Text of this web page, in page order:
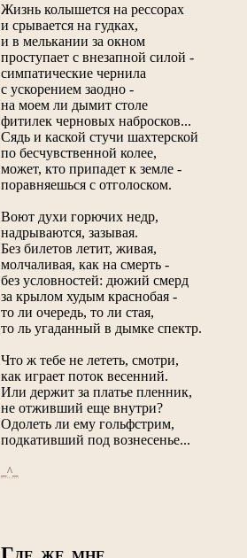
Жизнь колышется на рессорах
и срывается на гудках,
и в мелькании за окном
проступает с внезапной силой -
симпатические чернила
с ускорением заодно -
на моем ли дымит столе
фитилек черновых набросков...
Сядь и каской стучи шахтерской
по бесчувственной колее,
может, кто припадет к земле -
поравняешься с отголоском.
Воют духи горючих недр,
надрываются, зазывая.
Без билетов летит, живая,
молчаливая, как на смерть -
без условностей: дюжий смерд
за крылом худым краснобая -
то ли очередь, то ли стая,
то ль угаданный в дымке спектр.
Что ж тебе не лететь, смотри,
как играет поток весенний.
Или держит за платье пленник,
не отживший еще внутри?
Одолеть ли ему гольфстрим,
подкативший под вознесенье...
_^_